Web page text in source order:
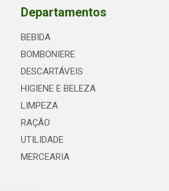
Departamentos
BEBIDA
BOMBONIERE
DESCARTÁVEIS
HIGIENE E BELEZA
LIMPEZA
RAÇÃO
UTILIDADE
MERCEARIA